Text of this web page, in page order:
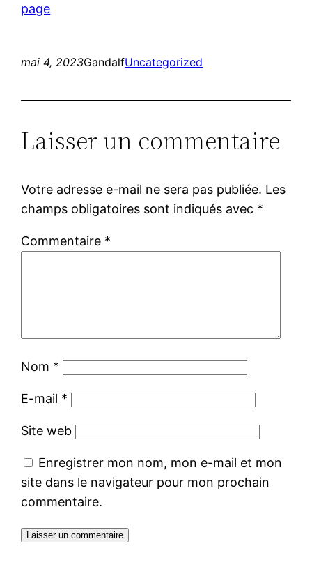
page
mai 4, 2023GandalfUncategorized
Laisser un commentaire
Votre adresse e-mail ne sera pas publiée. Les
champs obligatoires sont indiqués avec *
Commentaire *
Nom *
E-mail *
Site web
Enregistrer mon nom, mon e-mail et mon
site dans le navigateur pour mon prochain
commentaire.